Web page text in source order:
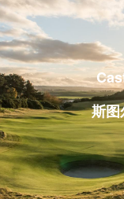
蜕变
周报｜亚
龙
查莉·赫尔
斯